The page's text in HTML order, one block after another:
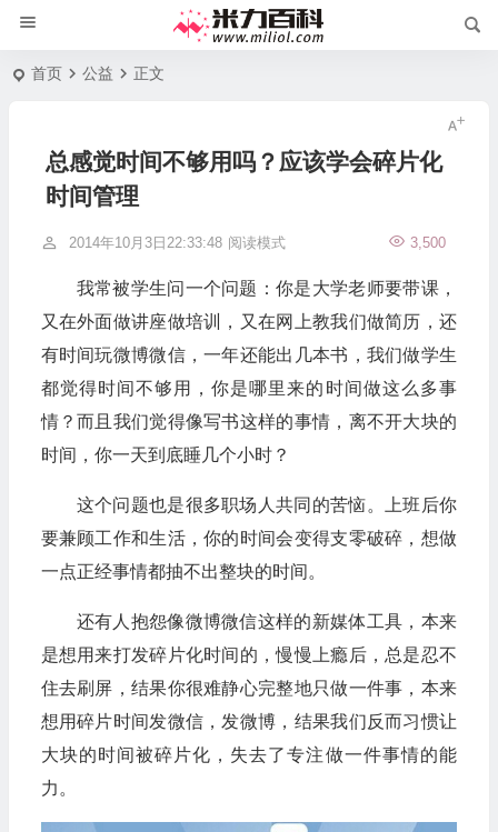
首页 公益 正文
总感觉时间不够用吗？应该学会碎片化
时间管理
2014年10月3日22:33:48 3,500
阅读模式
我常被学生问一个问题：你是大学老师要带课，
又在外面做讲座做培训，又在网上教我们做简历，还
有时间玩微博微信，一年还能出几本书，我们做学生
都觉得时间不够用，你是哪里来的时间做这么多事
情？而且我们觉得像写书这样的事情，离不开大块的
时间，你一天到底睡几个小时？
这个问题也是很多职场人共同的苦恼。上班后你
要兼顾工作和生活，你的时间会变得支零破碎，想做
一点正经事情都抽不出整块的时间。
还有人抱怨像微博微信这样的新媒体工具，本来
是想用来打发碎片化时间的，慢慢上瘾后，总是忍不
住去刷屏，结果你很难静心完整地只做一件事，本来
想用碎片时间发微信，发微博，结果我们反而习惯让
大块的时间被碎片化，失去了专注做一件事情的能
力。